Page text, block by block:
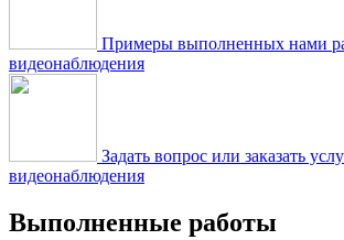
Примеры выполненных нами
видеонаблюдения
Задать вопрос или заказать
видеонаблюдения
Выполненные работы